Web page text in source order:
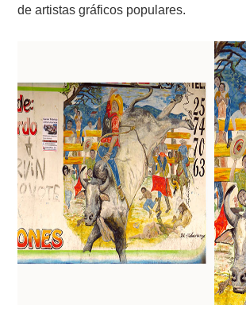
de artistas gráficos populares.